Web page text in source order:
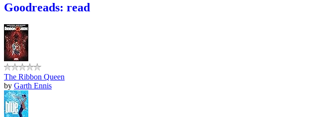
Goodreads: read
The Ribbon Queen
by Garth Ennis